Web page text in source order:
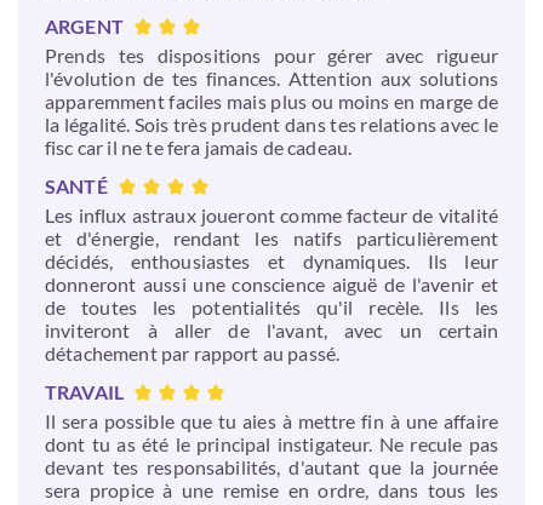
ARGENT
Prends tes dispositions pour gérer avec rigueur
l'évolution de tes finances. Attention aux solutions
apparemment faciles mais plus ou moins en marge de
la légalité. Sois très prudent dans tes relations avec le
fisc car il ne te fera jamais de cadeau.
SANTÉ
Les influx astraux joueront comme facteur de vitalité
et d'énergie, rendant les natifs particulièrement
décidés, enthousiastes et dynamiques. Ils leur
donneront aussi une conscience aiguë de l'avenir et
de toutes les potentialités qu'il recèle. Ils les
inviteront à aller de l'avant, avec un certain
détachement par rapport au passé.
TRAVAIL
Il sera possible que tu aies à mettre fin à une affaire
dont tu as été le principal instigateur. Ne recule pas
devant tes responsabilités, d'autant que la journée
sera propice à une remise en ordre, dans tous les